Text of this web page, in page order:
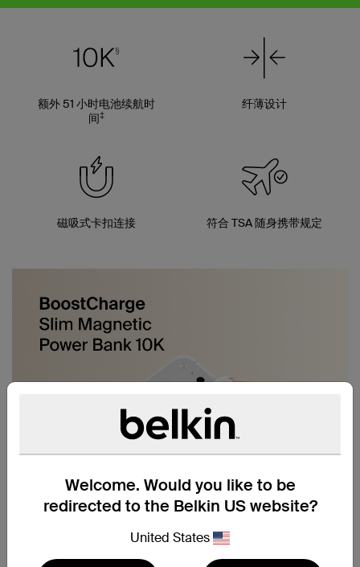
Welcome. Would you like to be
redirected to the Belkin US website?
United States
额外 51 小时电池续航时
间‡
纤薄设计
磁吸式卡扣连接 符合 TSA 随身携带规定